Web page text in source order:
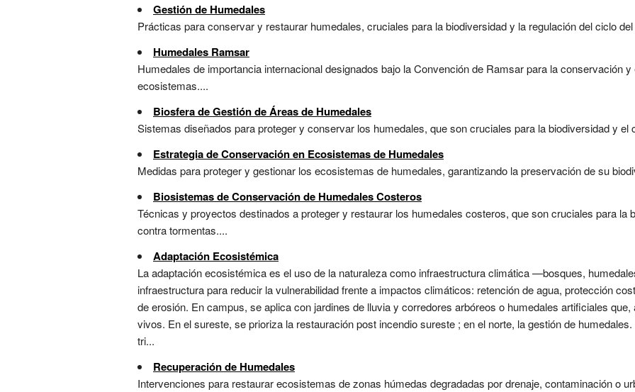
Gestión de Humedales
Prácticas para conservar y restaurar humedales, cruciales para la biodiversidad y la regulación del ciclo
Humedales Ramsar
Humedales de importancia internacional designados bajo la Convención de Ramsar para la conservación
ecosistemas....
Biosfera de Gestión de Áreas de Humedales
Sistemas diseñados para proteger y conservar los humedales, que son cruciales para la biodiversidad y el
Estrategia de Conservación en Ecosistemas de Humedales
Medidas para proteger y gestionar los ecosistemas de humedales, garantizando la preservación de su
Biosistemas de Conservación de Humedales Costeros
Técnicas y proyectos destinados a proteger y restaurar los humedales costeros, que son cruciales para la
contra tormentas....
Adaptación Ecosistémica
La adaptación ecosistémica es el uso de la naturaleza como infraestructura climática —bosques,
infraestructura para reducir la vulnerabilidad frente a impactos climáticos: retención de agua, protección
de erosión. En campus, se aplica con jardines de lluvia y corredores arbóreos o humedales artificiales
vivos. En el sureste, se prioriza la restauración post incendio sureste ; en el norte, la gestión de
tri...
Recuperación de Humedales
Intervenciones para restaurar ecosistemas de zonas húmedas degradadas por drenaje, contaminación o